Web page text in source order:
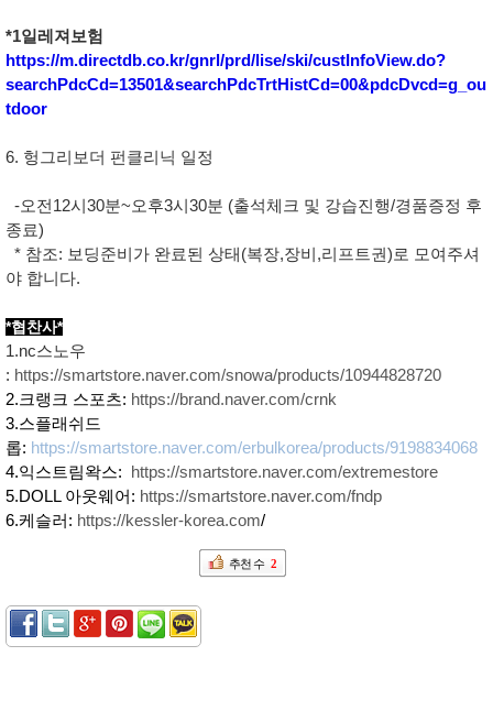
*1일레져보험
https://m.directdb.co.kr/gnrl/prd/lise/ski/custInfoView.do?
searchPdcCd=13501&searchPdcTrtHistCd=00&pdcDvcd=g_ou
tdoor
6. 헝그리보더 펀클리닉 일정
-오전12시30분~오후3시30분 (출석체크 및 강습진행/경품증정 후
종료)
* 참조: 보딩준비가 완료된 상태(복장,장비,리프트권)로 모여주셔
야 합니다.
*협찬사*
1.nc스노우
: https://smartstore.naver.com/snowa/products/10944828720
2.크랭크 스포츠: https://brand.naver.com/crnk
3.스플래쉬드
롭: https://smartstore.naver.com/erbulkorea/products/9198834068
4.익스트림왁스: https://smartstore.naver.com/extremestore
5.DOLL 아웃웨어: https://smartstore.naver.com/fndp
6.케슬러: https://kessler-korea.com/
추천 수 2